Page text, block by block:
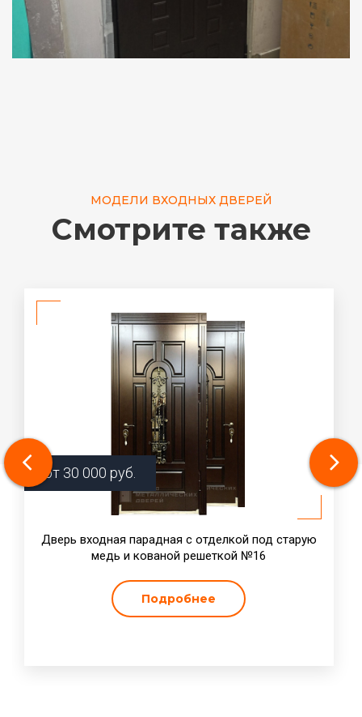
МОДЕЛИ ВХОДНЫХ ДВЕРЕЙ
Смотрите также
от 30 000 руб.
Дверь входная парадная с отделкой под старую
медь и кованой решеткой №16
Подробнее